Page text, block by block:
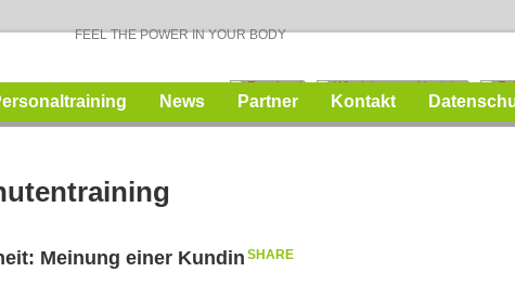
FEEL THE POWER IN YOUR BODY
News Partner Kontakt
Meinung einer Kundin SHARE